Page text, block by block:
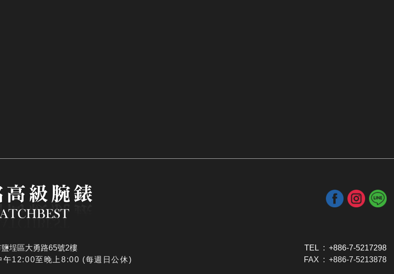
埕區大勇路65號2樓
午12:00至晚上8:00 (每週日公休)
TEL : +886-7-5217298
FAX : +886-7-5213878